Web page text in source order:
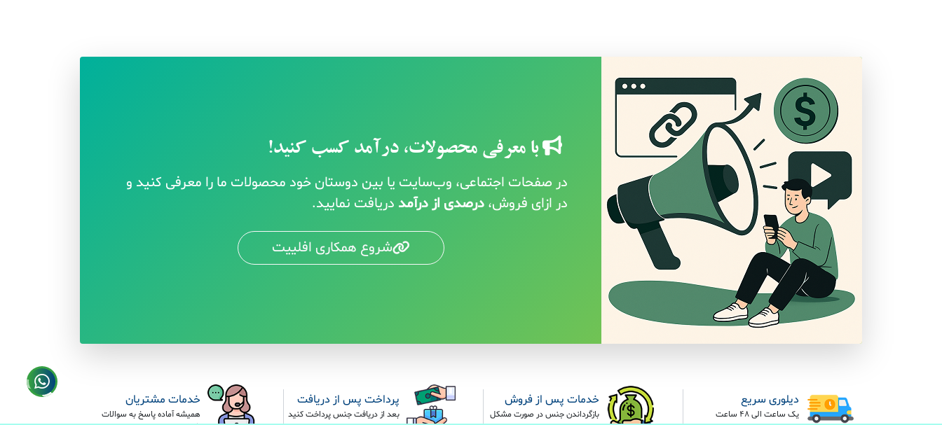
با معرفی محصولات، درآمد کسب کنید!
در صفحات اجتماعی، وب‌سایت یا بین دوستان خود محصولات ما را معرفی کنید و
در ازای فروش، درصدی از درآمد دریافت نمایید.
شروع همکاری افلییت
دیلوری سریع
یک ساعت الی 48 ساعت
خدمات پس از فروش
بازگرداندن جنس در صورت مشکل
پرداخت پس از دریافت
بعد از دریافت جنس پرداخت کنید
خدمات مشتریان
همیشه آماده پاسخ به سوالات